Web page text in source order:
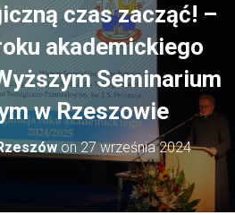
A
V
I
G
czas zacząć! –
akademickiego
Seminarium
w Rzeszowie
on27 września 2024